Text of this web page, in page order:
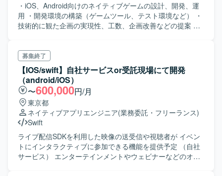
・iOS、Android向けのネイティブゲームの設計、開発、運
用 ・開発環境の構築（ゲームツール、テスト環境など） ・
技術的に観た企画の実現性、工数、企画改善などの提案 ・
募集終了
【IOS/swift】自社サービスor受託現場にて開発
（android/iOS）
〜600,000円/月
東京都
ネイティブアプリエンジニア(業務委託・フリーランス)
Swift
ライブ配信SDKを利用した映像の送受信や視聴者が イベン
トにインタラクティブに参加できる機能を提供予定 （自社
サービス） エンターテインメントやウェビナーなどのオン